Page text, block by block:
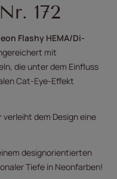
172
Flashy HEMA/Di-
mit
die unter dem Einfluss
Cat-Eye-Effekt
dem Design eine
designorientierten
Tiefe in Neonfarben!